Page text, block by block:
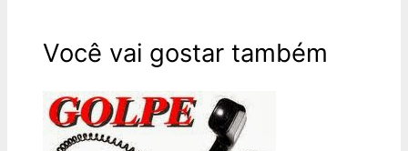
Você vai gostar também